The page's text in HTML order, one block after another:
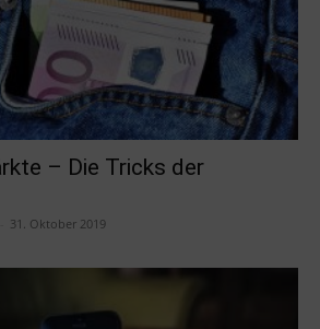
– Die Tricks der
31. Oktober 2019